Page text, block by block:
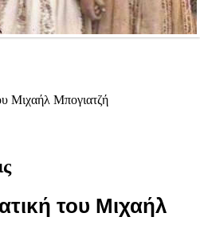
Μιχαήλ Μπογιατζή
του Μιχαήλ